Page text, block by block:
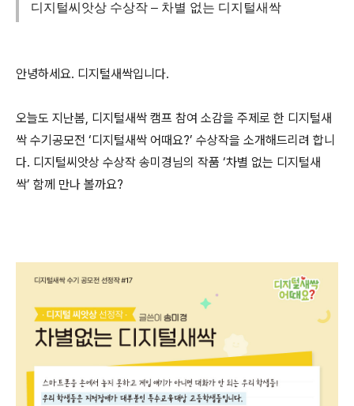
디지털씨앗상 수상작 – 차별 없는 디지털새싹
안녕하세요. 디지털새싹입니다.
오늘도 지난봄, 디지털새싹 캠프 참여 소감을 주제로 한 디지털새
싹 수기공모전 ‘디지털새싹 어때요?’ 수상작을 소개해드리려 합니
다. 디지털씨앗상 수상작 송미경님의 작품 ‘차별 없는 디지털새
싹’ 함께 만나 볼까요?